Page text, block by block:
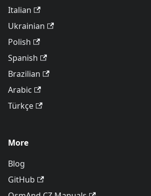
Italian
Ukrainian
Polish
Spanish
Brazilian
Arabic
Türkçe
More
Blog
GitHub